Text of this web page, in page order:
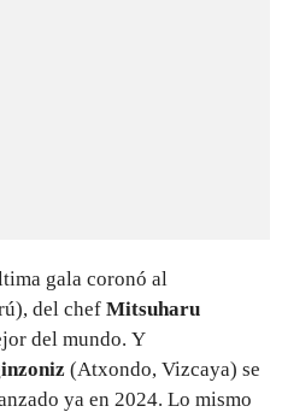
gala coronó al
del chef Mitsuharu
del mundo. Y
(Atxondo, Vizcaya) se
ya en 2024. Lo mismo